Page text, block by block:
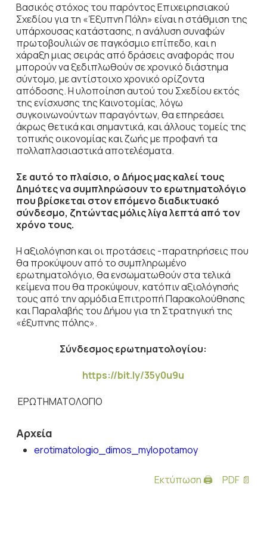
Βασικός στόχος του παρόντος Επιχειρησιακού
Σχεδίου για τη «Έξυπνη Πόλη» είναι η στάθμιση της
υπάρχουσας κατάστασης, η ανάλυση συναφών
πρωτοβουλιών σε παγκόσμιο επίπεδο, και η
χάραξη μιας σειράς από δράσεις αναφοράς που
μπορούν να ξεδιπλωθούν σε χρονικό διάστημα
σύντομο, με αντίστοιχο χρονικό ορίζοντα
απόδοσης. Η υλοποίηση αυτού του Σχεδίου εκτός
της ενίσχυσης της Καινοτομίας, λόγω
συγκοινωνούντων παραγόντων, θα επηρεάσει
άκρως θετικά και σημαντικά, και άλλους τομείς της
τοπικής οικονομίας και ζωής με προφανή τα
πολλαπλασιαστικά αποτελέσματα.
Σε αυτό το πλαίσιο, ο Δήμος μας καλεί τους
Δημότες να συμπληρώσουν το ερωτηματολόγιο
που βρίσκεται στον επόμενο διαδικτυακό
σύνδεσμο, ζητώντας μόλις λίγα λεπτά από τον
χρόνο τους.
Η αξιολόγηση και οι προτάσεις -παρατηρήσεις που
θα προκύψουν από το συμπληρωμένο
ερωτηματολόγιο, θα ενσωματωθούν στα τελικά
κείμενα που θα προκύψουν, κατόπιν αξιολόγησής
τους από την αρμόδια Επιτροπή Παρακολούθησης
και Παραλαβής του Δήμου για τη Στρατηγική της
«έξυπνης πόλης».
Σύνδεσμος ερωτηματολογίου:
https://bit.ly/35y0u9u
ΕΡΩΤΗΜΑΤΟΛΟΓΙΟ
Αρχεία
erotimatologio_dimos_mylopotamoy
Εκτύπωση 🖨 PDF 📄